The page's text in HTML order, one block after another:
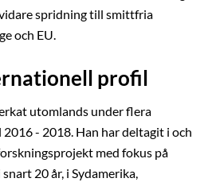
spridning till smittfria
och EU.
profil
utomlands under flera
2016 - 2018. Han har deltagit i och
med fokus på
20 år, i Sydamerika,